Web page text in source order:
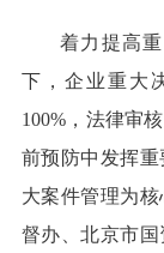
着力提高
下，企业重大
100%，法律审
前预防中发挥
大案件管理为
督办、北京市